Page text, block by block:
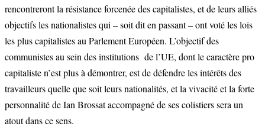
rencontreront la résistance forcenée des capitalistes, et de leurs alliés
objectifs les nationalistes qui – soit dit en passant – ont voté les lois
les plus capitalistes au Parlement Européen. L’objectif des
communistes au sein des institutions de l’UE, dont le caractère pro
capitaliste n’est plus à démontrer, est de défendre les intérêts des
travailleurs quelle que soit leurs nationalités, et la vivacité et la forte
personnalité de Ian Brossat accompagné de ses colistiers sera un
atout dans ce sens.